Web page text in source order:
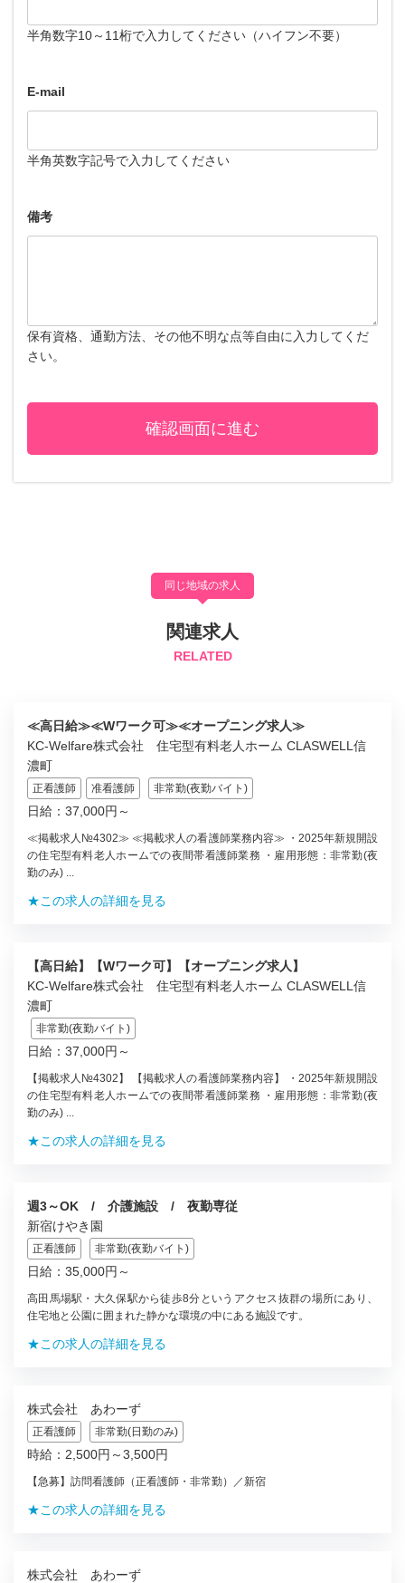
半角数字10～11桁で入力してください（ハイフン不要）
E-mail
半角英数字記号で入力してください
備考
保有資格、通勤方法、その他不明な点等自由に入力してくだ
さい。
同じ地域の求人
関連求人
RELATED
≪高日給≫≪Wワーク可≫≪オープニング求人≫
KC-Welfare株式会社 住宅型有料老人ホーム CLASWELL信
濃町
正看護師 准看護師 非常勤(夜勤バイト)
日給：37,000円～
≪掲載求人№4302≫ ≪掲載求人の看護師業務内容≫ ・2025年新規開設
の住宅型有料老人ホームでの夜間帯看護師業務 ・雇用形態：非常勤(夜
勤のみ) ...
★この求人の詳細を見る
【高日給】【Wワーク可】【オープニング求人】
KC-Welfare株式会社 住宅型有料老人ホーム CLASWELL信
濃町
非常勤(夜勤バイト)
日給：37,000円～
【掲載求人№4302】 【掲載求人の看護師業務内容】 ・2025年新規開設
の住宅型有料老人ホームでの夜間帯看護師業務 ・雇用形態：非常勤(夜
勤のみ) ...
★この求人の詳細を見る
週3～OK / 介護施設 / 夜勤専従
新宿けやき園
正看護師 非常勤(夜勤バイト)
日給：35,000円～
高田馬場駅・大久保駅から徒歩8分というアクセス抜群の場所にあり、
住宅地と公園に囲まれた静かな環境の中にある施設です。
★この求人の詳細を見る
株式会社 あわーず
正看護師 非常勤(日勤のみ)
時給：2,500円～3,500円
【急募】訪問看護師（正看護師・非常勤）／新宿
★この求人の詳細を見る
株式会社 あわーず